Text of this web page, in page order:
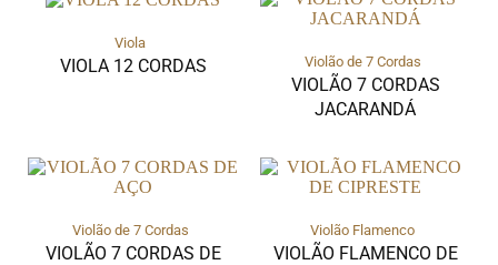
Viola
VIOLA 12 CORDAS Violão de 7 Cordas
VIOLÃO 7 CORDAS
JACARANDÁ
Violão de 7 Cordas
VIOLÃO 7 CORDAS DE
Violão Flamenco
VIOLÃO FLAMENCO DE